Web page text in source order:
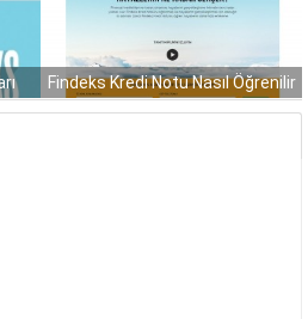
Findeks Kredi Notu Nasıl Öğrenilir